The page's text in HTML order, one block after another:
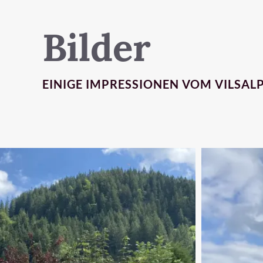
WILLKOMMEN
THEMEN
REGIONEN
ERLEBEN
Bilder
EINIGE IMPRESSIONEN VOM